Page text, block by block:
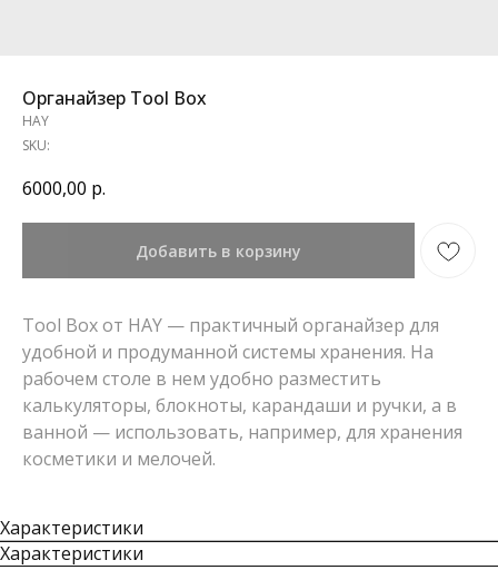
Органайзер Tool Box
HAY
SKU:
6000,00 р.
Добавить в корзину
Tool Box от HAY — практичный органайзер для
удобной и продуманной системы хранения. На
рабочем столе в нем удобно разместить
калькуляторы, блокноты, карандаши и ручки, а в
ванной — использовать, например, для хранения
косметики и мелочей.
Характеристики
Характеристики